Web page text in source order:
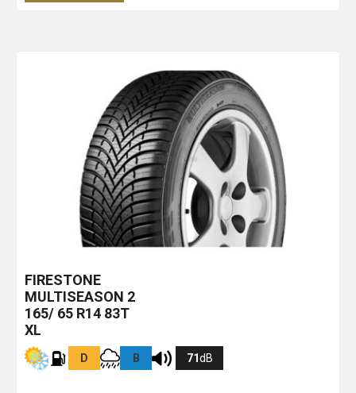
FIRESTONE
MULTISEASON 2
165/ 65 R14 83T
XL
D B 71dB